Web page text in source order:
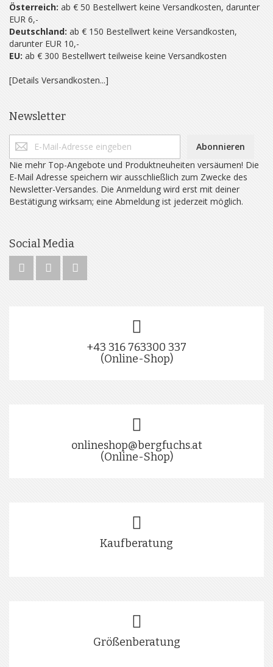
Österreich: ab € 50 Bestellwert keine Versandkosten, darunter
EUR 6,-
Deutschland: ab € 150 Bestellwert keine Versandkosten,
darunter EUR 10,-
EU: ab € 300 Bestellwert teilweise keine Versandkosten
[Details Versandkosten...]
Newsletter
Abonnieren
Nie mehr Top-Angebote und Produktneuheiten versäumen! Die
E-Mail Adresse speichern wir ausschließlich zum Zwecke des
Newsletter-Versandes. Die Anmeldung wird erst mit deiner
Bestätigung wirksam; eine Abmeldung ist jederzeit möglich.
Social Media
+43 316 763300 337
(Online-Shop)
onlineshop@bergfuchs.at
(Online-Shop)
Kaufberatung
Größenberatung